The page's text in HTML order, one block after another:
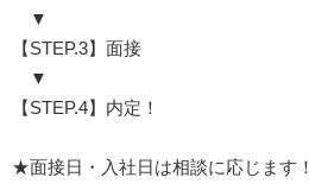
▼
【STEP.3】面接
▼
【STEP.4】内定！
★面接日・入社日は相談に応じます！